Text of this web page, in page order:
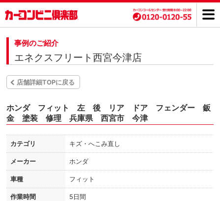
事例のご紹介
エネクスフリート西宮今津店
店舗詳細TOPに戻る
ホンダ フィット 左 後 リア ドア フェンダー 鈑
金 塗装 修理 兵庫県 西宮市 今津
カテゴリ キズ・へこみ直し
メーカー ホンダ
車種 フィット
作業時間 5日間